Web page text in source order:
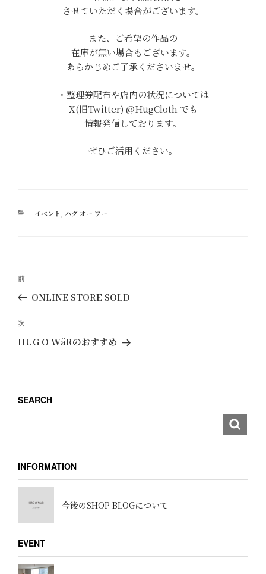
させていただく場合がございます。
また、ご希望の作品の
在庫が無い場合もございます。
あらかじめご了承くださいませ。
・整理券配布や店内の状況については
X(旧Twitter) @HugCloth でも
情報発信しております。
ぜひご活用ください。
カ
イベント ハグ オー ワー
投
ナ
ビ
ゲ
ン
過
去
投
稿
前
ONLINE STORE SOLD
次
の
次
HUG Ō WäRのおすすめ
SEARCH
INFORMATION
今後のSHOP BLOGについて
EVENT